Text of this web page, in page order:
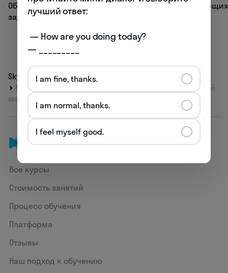
Обзор лучших нейросетей для всех
задач
Топ
Skyeng Журнал
Быть в курсе
Видео дня: Шварценеггер назвал Трампа «вареной
макарониной»
Все курсы
Стоимость занятий
Процесс обучения
Платформа
Отзывы
Наш подход к обучению
лучший ответ:
— _________
I am fine, thanks.
I am normal, thanks.
I feel myself good.